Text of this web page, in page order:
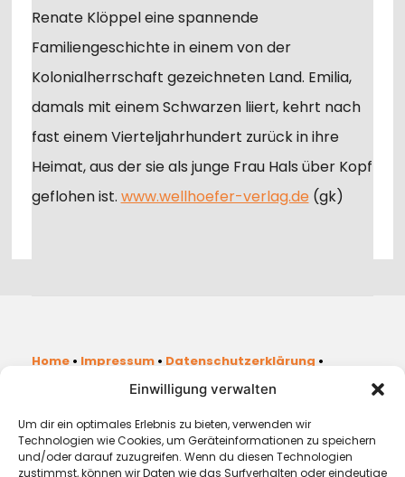
Einwilligung verwalten
Um dir ein optimales Erlebnis zu bieten, verwenden wir
Technologien wie Cookies, um Geräteinformationen zu speichern
und/oder darauf zuzugreifen. Wenn du diesen Technologien
zustimmst, können wir Daten wie das Surfverhalten oder eindeutige
Renate Klöppel eine spannende
Familiengeschichte in einem von der
Kolonialherrschaft gezeichneten Land. Emilia,
damals mit einem Schwarzen liiert, kehrt nach
fast einem Vierteljahrhundert zurück in ihre
Heimat, aus der sie als junge Frau Hals über Kopf
geflohen ist. www.wellhoefer-verlag.de (gk)
Home• Impressum• Datenschutzerklärung •
Haftungsausschluss (Disclaimer)•Cookie-
https://www.facebook.com/travellifedrive